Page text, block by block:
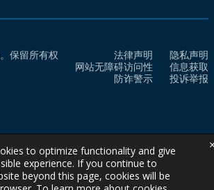
保留所有权
法律声明
隐私声明
网站无障碍访问性
信息获取
防诈警示
投诉举报
to optimize functionality and give
experience. If you continue to
beyond this page, cookies will be